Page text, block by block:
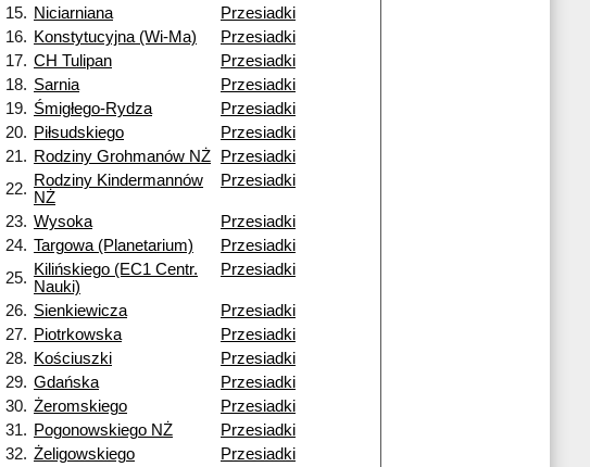
15. Niciarniana
Przesiadki
16. Konstytucyjna (Wi-Ma)
Przesiadki
17. CH Tulipan
Przesiadki
18. Sarnia
Przesiadki
19. Śmigłego-Rydza
Przesiadki
20. Piłsudskiego
Przesiadki
21. Rodziny Grohmanów NŻ
Przesiadki
22. Rodziny Kindermannów
NŻ
Przesiadki
23. Wysoka
Przesiadki
24. Targowa (Planetarium)
Przesiadki
25. Kilińskiego (EC1 Centr.
Nauki)
Przesiadki
26. Sienkiewicza
Przesiadki
27. Piotrkowska
Przesiadki
28. Kościuszki
Przesiadki
29. Gdańska
Przesiadki
30. Żeromskiego
Przesiadki
31. Pogonowskiego NŻ
Przesiadki
32. Żeligowskiego Przesiadki